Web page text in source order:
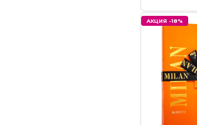
АКЦИЯ -18%